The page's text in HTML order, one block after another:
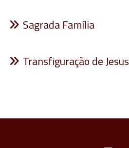
Sagrada Família
Transfiguração de Jesus